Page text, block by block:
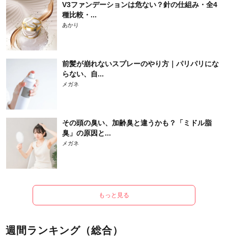
V3ファンデーションは危ない？針の仕組み・全4
種比較・...
あかり
前髪が崩れないスプレーのやり方｜パリパリにな
らない、自...
メガネ
その頭の臭い、加齢臭と違うかも？「ミドル脂
臭」の原因と...
メガネ
もっと見る
週間ランキング（総合）